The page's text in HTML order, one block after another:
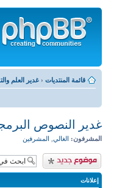
المحتويات
قائمة المنتديات ‹ غدير العلم
غدير النصوص
المشرفون: الغالي المشرفين
إضافة موضوع جديد
إعلانات